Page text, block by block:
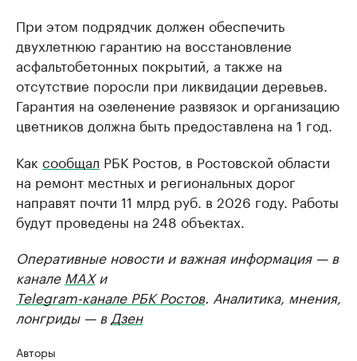
При этом подрядчик должен обеспечить
двухлетнюю гарантию на восстановление
асфальтобетонных покрытий, а также на
отсутствие поросли при ликвидации деревьев.
Гарантия на озеленение развязок и организацию
цветников должна быть предоставлена на 1 год.
Как сообщал РБК Ростов, в Ростовской области
на ремонт местных и региональных дорог
направят почти 11 млрд руб. в 2026 году. Работы
будут проведены на 248 объектах.
Оперативные новости и важная информация — в
канале MAXи
Telegram-канале РБК Ростов. Аналитика, мнения,
лонгриды — в Дзен
Авторы